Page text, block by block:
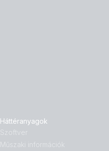
Háttéranyagok
Szoftver
Műszaki információk